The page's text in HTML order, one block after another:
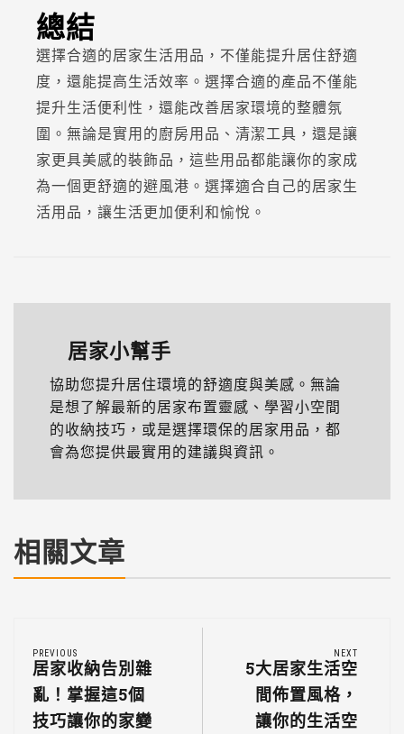
總結
選擇合適的居家生活用品，不僅能提升居住舒適
度，還能提高生活效率。選擇合適的產品不僅能
提升生活便利性，還能改善居家環境的整體氛
圍。無論是實用的廚房用品、清潔工具，還是讓
家更具美感的裝飾品，這些用品都能讓你的家成
為一個更舒適的避風港。選擇適合自己的居家生
活用品，讓生活更加便利和愉悅。
居家小幫手
協助您提升居住環境的舒適度與美感。無論
是想了解最新的居家布置靈感、學習小空間
的收納技巧，或是選擇環保的居家用品，都
會為您提供最實用的建議與資訊。
相關文章
PREVIOUS
居家收納告別雜
亂！掌握這5個
技巧讓你的家變
NEXT
5大居家生活空
間佈置風格，
讓你的生活空